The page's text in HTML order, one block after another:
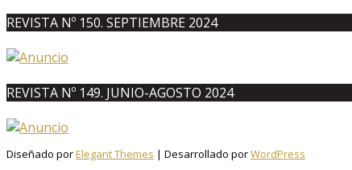
REVISTA Nº 150. SEPTIEMBRE 2024
REVISTA Nº 149. JUNIO-AGOSTO 2024
Diseñado porElegant Themes | Desarrollado porWordPress